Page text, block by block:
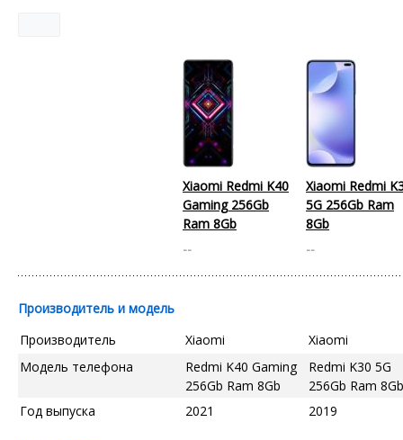
Xiaomi Redmi K40
Gaming 256Gb
Ram 8Gb
--
Xiaomi Redmi
5G 256Gb Ram
8Gb
--
Производитель и модель
Производитель
Xiaomi
Xiaomi
Модель телефона
Redmi K40 Gaming
256Gb Ram 8Gb
Redmi K30 5G
256Gb Ram 8Gb
Год выпуска
2021 2019